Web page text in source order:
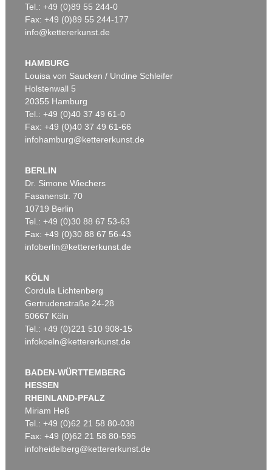
Tel.: +49 (0)89 55 244-0
Fax: +49 (0)89 55 244-177
info@kettererkunst.de
HAMBURG
Louisa von Saucken / Undine Schleifer
Holstenwall 5
20355 Hamburg
Tel.: +49 (0)40 37 49 61-0
Fax: +49 (0)40 37 49 61-66
infohamburg@kettererkunst.de
BERLIN
Dr. Simone Wiechers
Fasanenstr. 70
10719 Berlin
Tel.: +49 (0)30 88 67 53-63
Fax: +49 (0)30 88 67 56-43
infoberlin@kettererkunst.de
KÖLN
Cordula Lichtenberg
Gertrudenstraße 24-28
50667 Köln
Tel.: +49 (0)221 510 908-15
infokoeln@kettererkunst.de
BADEN-WÜRTTEMBERG
HESSEN
RHEINLAND-PFALZ
Miriam Heß
Tel.: +49 (0)62 21 58 80-038
Fax: +49 (0)62 21 58 80-595
infoheidelberg@kettererkunst.de